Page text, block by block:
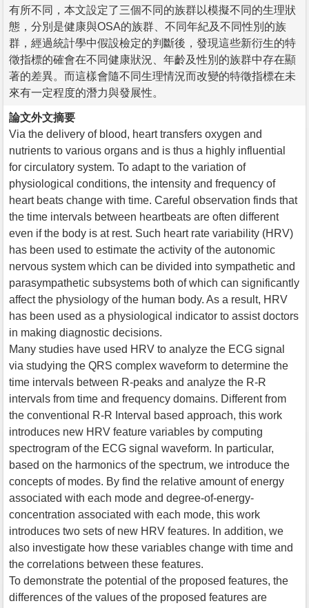
有所不同，本文設定了三個不同的族群以模擬不同的生理狀
態，分別是健康與OSA的族群、不同年紀及不同性別的族
群，經過統計學中假設檢定的判斷後，發現這些新衍生的特
徵指標的確會在不同健康狀況、年齡及性別的族群中存在顯
著的差異。而這樣會隨不同生理情況而改變的特徵指標在未
來有一定程度的潛力與發展性。
論文外文摘要
Via the delivery of blood, heart transfers oxygen and
nutrients to various organs and is thus a highly influential
for circulatory system. To adapt to the variation of
physiological conditions, the intensity and frequency of
heart beats change with time. Careful observation finds that
the time intervals between heartbeats are often different
even if the body is at rest. Such heart rate variability (HRV)
has been used to estimate the activity of the autonomic
nervous system which can be divided into sympathetic and
parasympathetic subsystems both of which can significantly
affect the physiology of the human body. As a result, HRV
has been used as a physiological indicator to assist doctors
in making diagnostic decisions.
Many studies have used HRV to analyze the ECG signal
via studying the QRS complex waveform to determine the
time intervals between R-peaks and analyze the R-R
intervals from time and frequency domains. Different from
the conventional R-R Interval based approach, this work
introduces new HRV feature variables by computing
spectrogram of the ECG signal waveform. In particular,
based on the harmonics of the spectrum, we introduce the
concepts of modes. By find the relative amount of energy
associated with each mode and degree-of-energy-
concentration associated with each mode, this work
introduces two sets of new HRV features. In addition, we
also investigate how these variables change with time and
the correlations between these features.
To demonstrate the potential of the proposed features, the
differences of the values of the proposed features are